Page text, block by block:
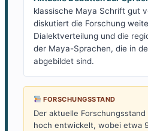
klassische Maya Schrift gut
diskutiert die Forschung
Dialektverteilung und die
der Maya-Sprachen, die in
abgebildet sind.
FORSCHUNGSSTAND
Der aktuelle
hoch entwickelt, wobei etwa